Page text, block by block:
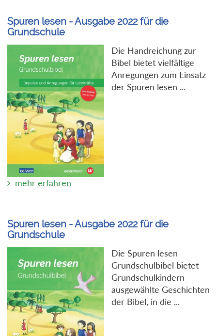
Spuren lesen - Ausgabe 2022 für die
Grundschule
Die Handreichung zur
Bibel bietet vielfältige
Anregungen zum Einsatz
der Spuren lesen ...
mehr erfahren
Spuren lesen - Ausgabe 2022 für die
Grundschule
Die Spuren lesen
Grundschulbibel bietet
Grundschulkindern
ausgewählte Geschichten
der Bibel, in die ...